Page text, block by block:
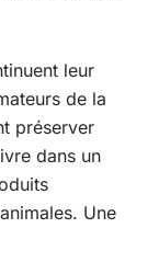
leur
de la
préserver
dans un
Une